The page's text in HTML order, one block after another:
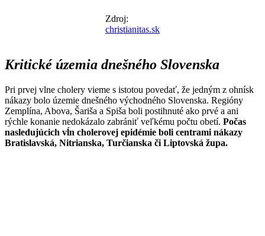
Zdroj:
christianitas.sk
Kritické územia dnešného Slovenska
Pri prvej vlne cholery vieme s istotou povedať, že jedným z ohnísk
nákazy bolo územie dnešného východného Slovenska. Regióny
Zemplína, Abova, Šariša a Spiša boli postihnuté ako prvé a ani
rýchle konanie nedokázalo zabrániť veľkému počtu obetí. Počas
nasledujúcich vĺn cholerovej epidémie boli centrami nákazy
Bratislavská, Nitrianska, Turčianska či Liptovská župa.